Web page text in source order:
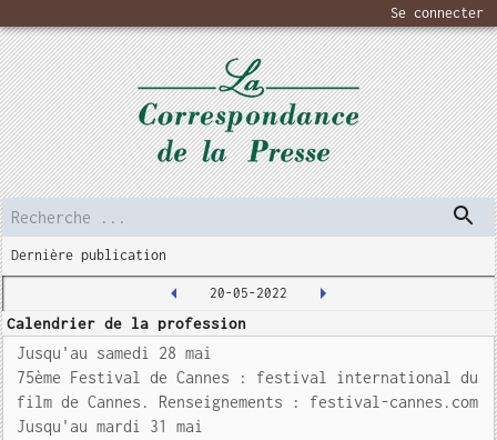
Se connecter
Dernière publication
20-05-2022
Calendrier de la profession
Jusqu'au samedi 28 mai
75ème Festival de Cannes : festival international du
film de Cannes. Renseignements : festival-cannes.com
Jusqu'au mardi 31 mai